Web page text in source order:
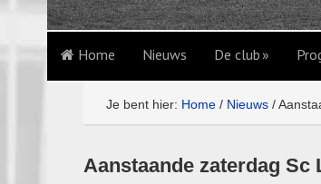
Home Nieuws De club
Je bent hier: Home / Nieuws /
Aanstaande zaterdag Sc